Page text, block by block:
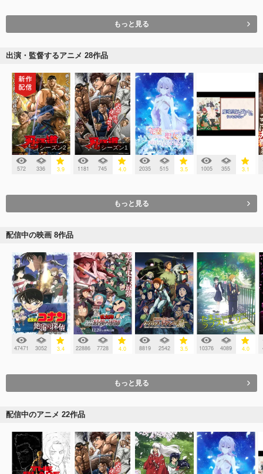
もっと見る
出演・監督するアニメ 28作品
シーズン2
572 336 3.9
シーズン1
1181 745 4.0 2035 515 3.5 1005 355 3.1
もっと見る
配信中の映画 8作品
47471 3052 3.4 22886 7728 4.0 8819 2542 3.5 10376 4089 4.0
もっと見る
配信中のアニメ 22作品